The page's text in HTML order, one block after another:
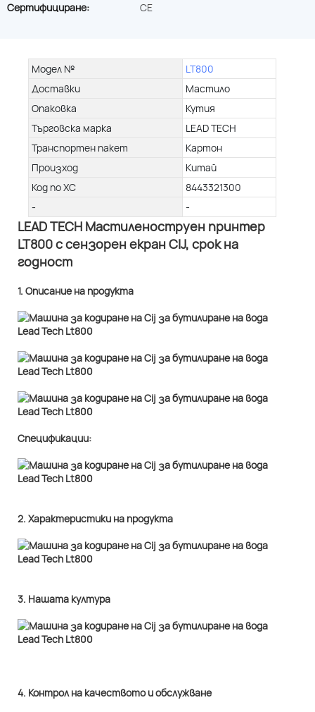
Сертифициране:
CE
Модел №
LT800
Доставки
Мастило
Опаковка
Кутия
Търговска марка
LEAD TECH
Транспортен пакет
Картон
Произход
Китай
Код по ХС
8443321300
-
-
LEAD TECH Мастиленоструен принтер
LT800 с сензорен екран CIJ, срок на
годност
1. Описание на продукта
Спецификации:
2. Характеристики на продукта
3. Нашата култура
4. Контрол на качеството и обслужване